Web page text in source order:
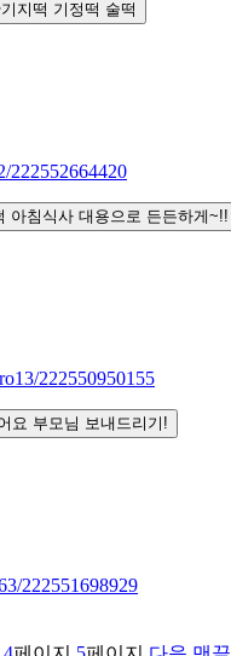
지떡 기정떡 술떡
222552664420
아침식사 대용으로 든든하게~!!
222550950155
요 부모님 보내드리기!
222551698929